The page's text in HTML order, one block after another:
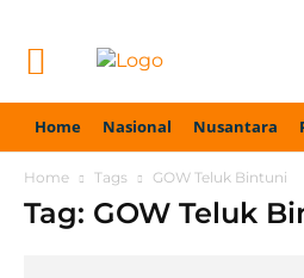
Home Nasional Nusantara
Home Tags GOW Teluk Bintuni
Tag: GOW Teluk